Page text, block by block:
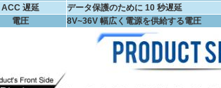
ACC 遅延
データ保護のために 10 秒遅延
電圧
8V~36V 幅広く電源を供給する電圧